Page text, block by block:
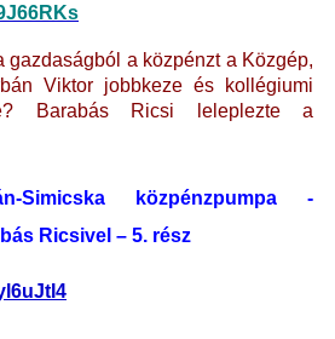
gazdaságból a közpénzt a Közgép,
Viktor jobbkeze és kollégiumi
Barabás Ricsi leleplezte a
Simicska közpénzpumpa -
Ricsivel – 5. rész